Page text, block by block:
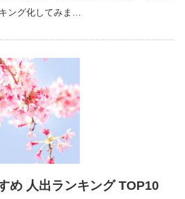
ング化してみま…
め 人出ランキング TOP10